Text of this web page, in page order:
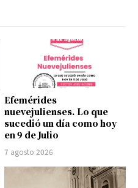
Efemérides
nuevejulienses. Lo que
sucedió un día como hoy
en 9 de Julio
7 agosto 2026